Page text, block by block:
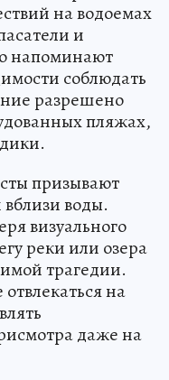
на водоемах
и
напоминают
соблюдать
разрешено
пляжах,
призывают
воды.
визуального
реки или озера
трагедии.
на
даже на